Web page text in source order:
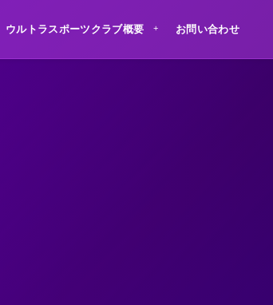
ウルトラスポーツクラブ概要 お問い合わせ